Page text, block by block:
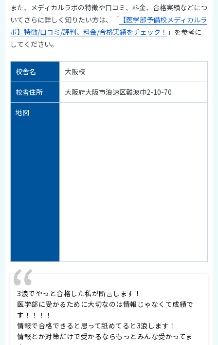
また、メディカルラボの特徴や口コミ、料金、合格実績などにつ
いてさらに詳しく知りたい方は、「 【医学部予備校メディカルラ
ボ】特徴/口コミ/評判、料金/合格実績をチェック！ 」を参考に
してください。
校舎名 大阪校
校舎住所 大阪府大阪市浪速区難波中2-10-70
地図
3浪でやっと合格した私が断言します！
医学部に受かるために大切なのは情報じゃなくて成績で
す！！！！
情報で合格できると思って舐めてると3浪します！
情報とか対策だけで受かるならもっとみんな受かってま